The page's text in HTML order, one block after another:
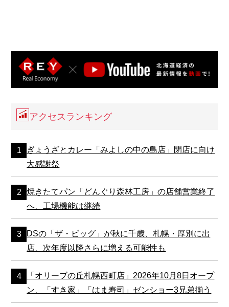
アクセスランキング
ぎょうざとカレー「みよしの中の島店」閉店に向け
大感謝祭
焼きたてパン「どんぐり森林工房」の店舗営業終了
へ、工場機能は継続
DSの「ザ・ビッグ」が秋に千歳、札幌・厚別に出
店、次年度以降さらに増える可能性も
「オリーブの丘札幌西町店」2026年10月8日オープ
ン、「すき家」「はま寿司」ゼンショー3兄弟揃う